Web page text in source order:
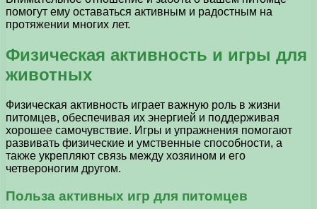
помогут ему оставаться активным и радостным на
протяжении многих лет.
Физическая активность и игры для
животных
Физическая активность играет важную роль в жизни
питомцев, обеспечивая их энергией и поддерживая
хорошее самочувствие. Игры и упражнения помогают
развивать физические и умственные способности, а
также укрепляют связь между хозяином и его
четвероногим другом.
Польза активных игр для питомцев